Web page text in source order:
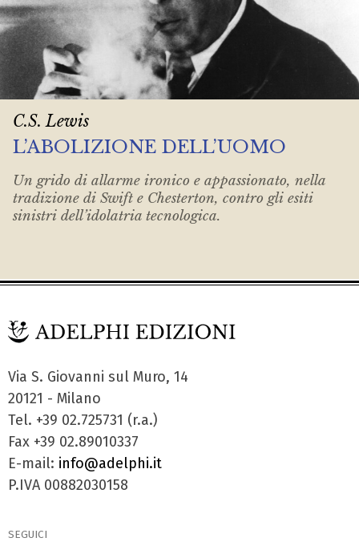
C.S. Lewis
L’ABOLIZIONE DELL’UOMO
Un grido di allarme ironico e appassionato, nella
tradizione di Swift e Chesterton, contro gli esiti
sinistri dell’idolatria tecnologica.
Via S. Giovanni sul Muro, 14
20121 - Milano
Tel. +39 02.725731 (r.a.)
Fax +39 02.89010337
E-mail: info@adelphi.it
P.IVA 00882030158
SEGUICI